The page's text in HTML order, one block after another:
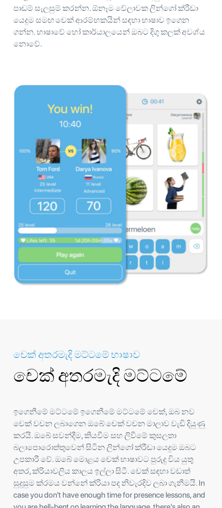
පාඩම් සැලසුම් කරන්න. ඕනෑම වේලාවක ලින්ගෝ ක්රීඩා
යෙදුම සමඟ චෙක් ආරම්භකයින් සඳහා භාෂාව ඉගෙන
ගන්න. භාෂාවේ හෝ කාර්යාලයෙන් ඔබට දිගු කලක් අවශ්ය
නොවේ.
චෙක් අතරමැදි මට්ටමේ භාෂාව
චෙක් අතරමැදි මට්ටමේ
ඉගෙනීමේ මට්ටමේ ඉගෙනීමේ මට්ටමේ චෙක්, ඔබ නව
චෙක් වචන ලබාගෙන ඔබේ චෙක් වචන මාලාව වැඩි දියුණු
කරයි. ඔබේ සවන්දීම, කියවීම සහ ලිවීමේ කුසලතා
බලාපොරොත්තුවෙන් සිටින ලින්ගෝ ක්රීඩා යෙදුම ඔබට
උපකාරී වේ. ඔබේ මොළය චෙක් භාෂාවට පුරුදු විය යුතු
අතර, ක්රියාවලිය කාලය ඉල්ලා සිටී. චෙක් සඳහා වඩාත්
සුදුසුම ක්රමය වන්නේ ක්රියා පද නිවැරදිව ලබා ගැනීමයි. In
case you don't have enough time for presence lessons, and